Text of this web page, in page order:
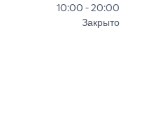
10:00 - 20:00
Закрыто